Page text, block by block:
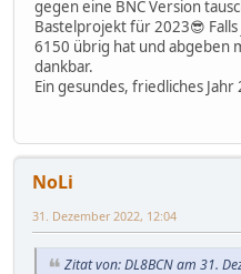
gegen eine BNC Version
Bastelprojekt für 2023😎
6150 übrig hat und abgeben
dankbar.
Ein gesundes, friedliches Jahr
NoLi
31. Dezember 2022, 12:04
Zitat von: DL8BCN am 31.